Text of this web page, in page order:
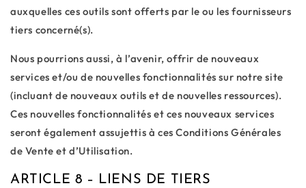
auxquelles ces outils sont offerts par le ou les fournisseurs
tiers concerné(s).
Nous pourrions aussi, à l’avenir, offrir de nouveaux
services et/ou de nouvelles fonctionnalités sur notre site
(incluant de nouveaux outils et de nouvelles ressources).
Ces nouvelles fonctionnalités et ces nouveaux services
seront également assujettis à ces Conditions Générales
de Vente et d’Utilisation.
ARTICLE 8 – LIENS DE TIERS